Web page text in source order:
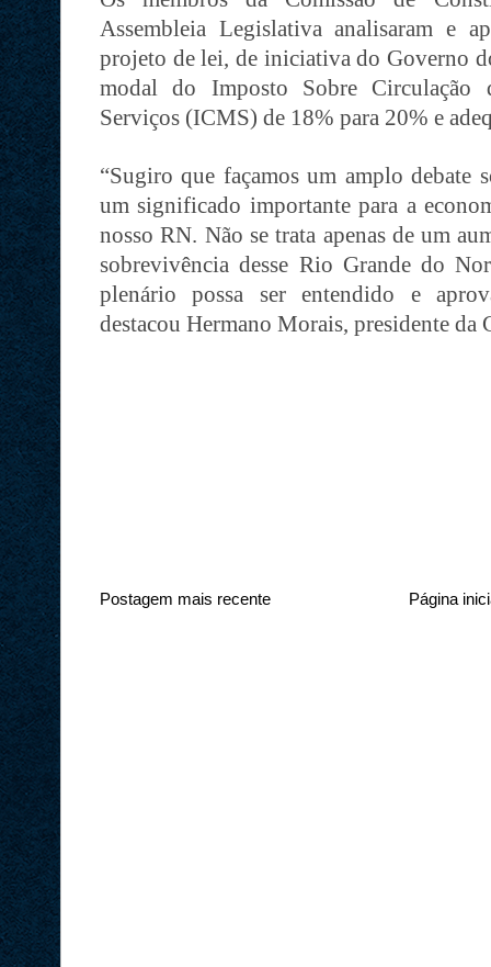
Assembleia Legislativa analisaram e
projeto de lei, de iniciativa do Governo
modal do Imposto Sobre Circulação
Serviços (ICMS) de 18% para 20% e
“Sugiro que façamos um amplo debate
um significado importante para a
nosso RN. Não se trata apenas de um
sobrevivência desse Rio Grande do
plenário possa ser entendido e
destacou Hermano Morais, presidente da
Postagem mais recente Página